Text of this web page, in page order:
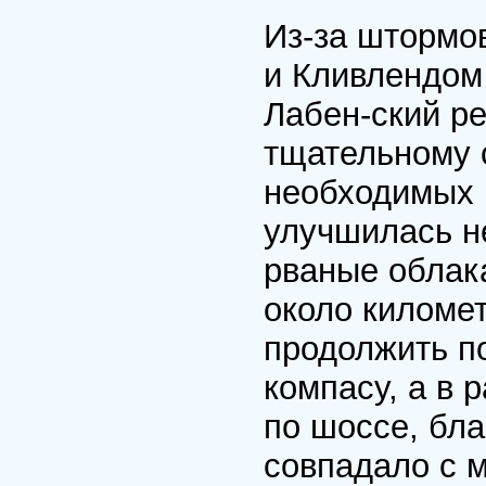
Из-за
и
Лабен-ский
необходимых
улучшилась
рваные
около
продолжить
компасу, а в
по шоссе,
совпадало с